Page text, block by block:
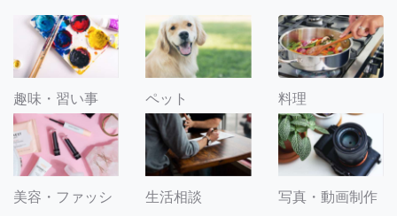
趣味・習い事 ペット 料理
美容・ファッシ
生活相談 写真・動画制作